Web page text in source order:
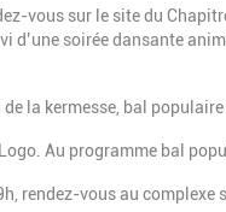
vous sur le site du
d’une soirée dansante
de la kermesse, bal
Au programme bal
rendez-vous au